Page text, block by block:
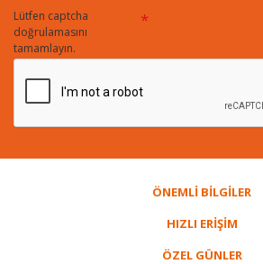
Lütfen captcha
doğrulamasını
tamamlayın.
ÖNEMLİ BİLGİLER
HIZLI ERİŞİM
ÖZEL GÜNLER